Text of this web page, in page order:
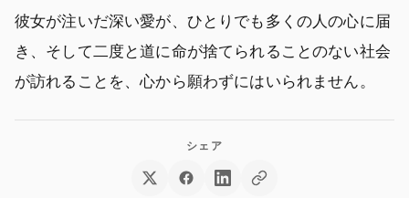
彼女が注いだ深い愛が、ひとりでも多くの人の心に届
き、そして二度と道に命が捨てられることのない社会
が訪れることを、心から願わずにはいられません。